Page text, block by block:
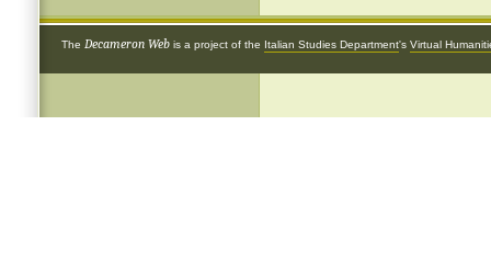
The Decameron Web is a project of the Italian Studies Department's Virtual